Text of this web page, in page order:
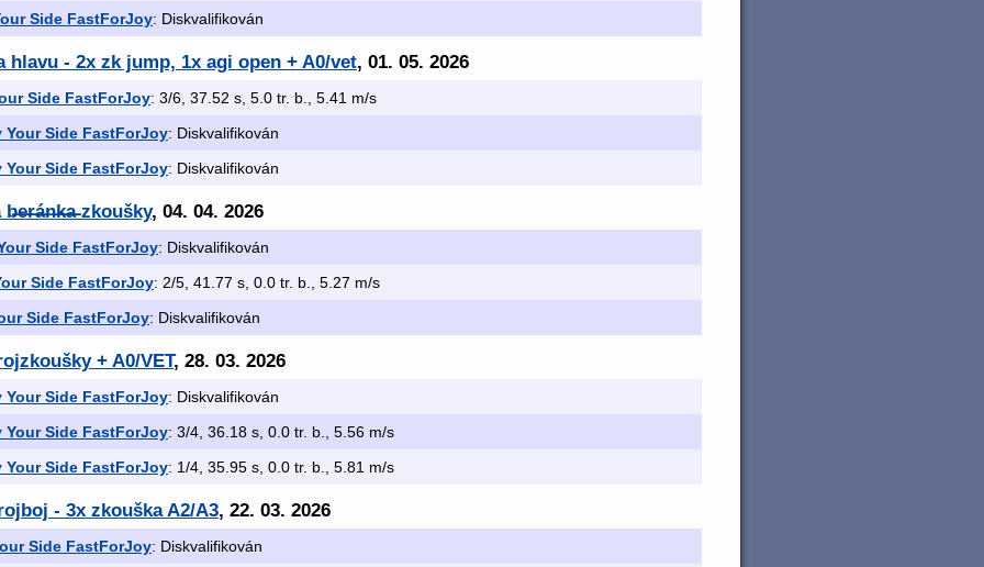
Side FastForJoy: Diskvalifikován
- 2x zk jump, 1x agi open + A0/vet, 01. 05. 2026
Side FastForJoy: 3/6, 37.52 s, 5.0 tr. b., 5.41 m/s
Your Side FastForJoy: Diskvalifikován
Your Side FastForJoy: Diskvalifikován
b̶e̶r̶á̶n̶k̶a̶ zkoušky, 04. 04. 2026
Side FastForJoy: Diskvalifikován
Side FastForJoy: 2/5, 41.77 s, 0.0 tr. b., 5.27 m/s
Side FastForJoy: Diskvalifikován
+ A0/VET, 28. 03. 2026
Your Side FastForJoy: Diskvalifikován
Your Side FastForJoy: 3/4, 36.18 s, 0.0 tr. b., 5.56 m/s
Your Side FastForJoy: 1/4, 35.95 s, 0.0 tr. b., 5.81 m/s
- 3x zkouška A2/A3, 22. 03. 2026
Side FastForJoy: Diskvalifikován